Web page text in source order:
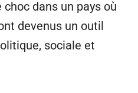
dans un pays où
devenus un outil
sociale et